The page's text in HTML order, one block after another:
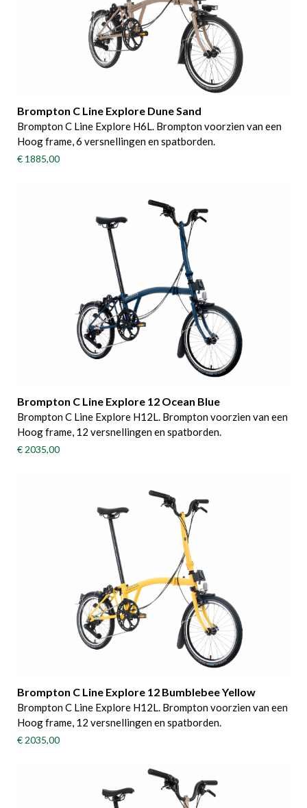
Brompton C Line Explore Dune Sand
Brompton C Line Explore H6L. Brompton voorzien van een
Hoog frame, 6 versnellingen en spatborden.
€ 1885,00
Brompton C Line Explore 12 Ocean Blue
Brompton C Line Explore H12L. Brompton voorzien van een
Hoog frame, 12 versnellingen en spatborden.
€ 2035,00
Brompton C Line Explore 12 Bumblebee Yellow
Brompton C Line Explore H12L. Brompton voorzien van een
Hoog frame, 12 versnellingen en spatborden.
€ 2035,00